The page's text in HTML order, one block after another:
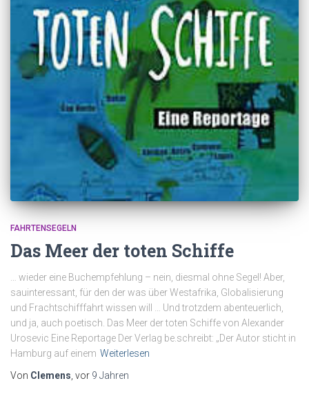
FAHRTENSEGELN
Das Meer der toten Schiffe
… wieder eine Buchempfehlung – nein, diesmal ohne Segel! Aber,
sauinteressant, für den der was über Westafrika, Globalisierung
und Frachtschifffahrt wissen will … Und trotzdem abenteuerlich,
und ja, auch poetisch. Das Meer der toten Schiffe von Alexander
Urosevic Eine Reportage Der Verlag be.schreibt: „Der Autor sticht in
Hamburg auf einem Weiterlesen
Von Clemens , vor 9 Jahren